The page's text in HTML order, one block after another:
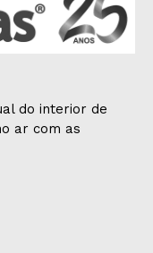
do interior de
ar com as